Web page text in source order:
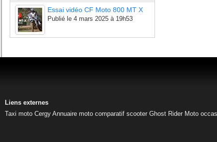
Essai vidéo CF Moto 800 MT X
Publié le 4 mars 2025 à 19h53
Liens externes
Taxi moto Cergy Annuaire moto comparatif scooter Ghost Rider Moto